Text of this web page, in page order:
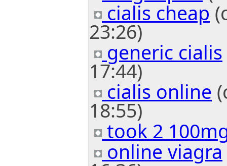
cialis cheap
23:26)
generic cialis
17:44)
cialis online
18:55)
took 2
online viagra